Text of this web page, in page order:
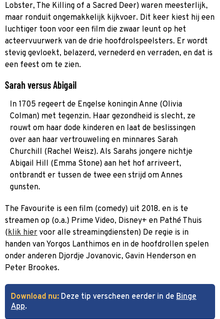
Lobster, The Killing of a Sacred Deer) waren meesterlijk,
maar ronduit ongemakkelijk kijkvoer. Dit keer kiest hij een
luchtiger toon voor een film die zwaar leunt op het
acteervuurwerk van de drie hoofdrolspeelsters. Er wordt
stevig gevloekt, belazerd, vernederd en verraden, en dat is
een feest om te zien.
Sarah versus Abigail
In 1705 regeert de Engelse koningin Anne (Olivia
Colman) met tegenzin. Haar gezondheid is slecht, ze
rouwt om haar dode kinderen en laat de beslissingen
over aan haar vertrouweling en minnares Sarah
Churchill (Rachel Weisz). Als Sarahs jongere nichtje
Abigail Hill (Emma Stone) aan het hof arriveert,
ontbrandt er tussen de twee een strijd om Annes
gunsten.
The Favourite is een film (comedy) uit 2018. en is te
streamen op (o.a.) Prime Video, Disney+ en Pathé Thuis
(klik hier voor alle streamingdiensten) De regie is in
handen van Yorgos Lanthimos en in de hoofdrollen spelen
onder anderen Djordje Jovanovic, Gavin Henderson en
Peter Brookes.
Download nu: Deze tip verscheen eerder in de Binge
App.